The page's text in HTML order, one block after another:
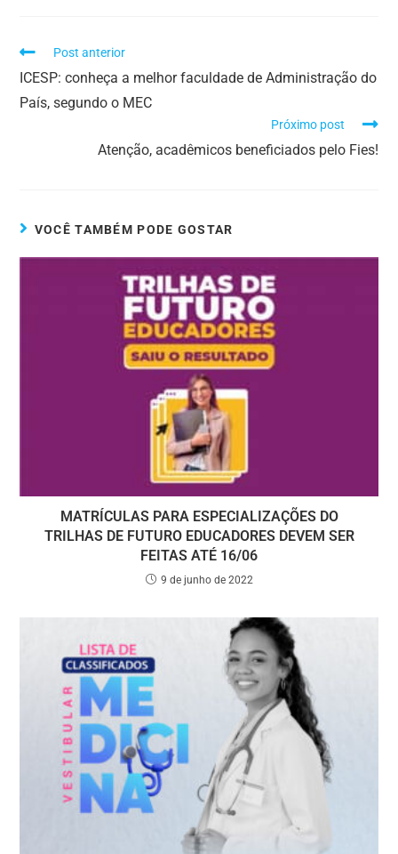
Post anterior
ICESP: conheça a melhor faculdade de Administração do
País, segundo o MEC
Próximo post
Atenção, acadêmicos beneficiados pelo Fies!
VOCÊ TAMBÉM PODE GOSTAR
MATRÍCULAS PARA ESPECIALIZAÇÕES DO
TRILHAS DE FUTURO EDUCADORES DEVEM SER
FEITAS ATÉ 16/06
9 de junho de 2022